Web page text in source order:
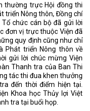
thường trực Hội đồng thi
triển Nông thôn, Đồng chí
chức cán bộ đã gửi lời
đơn vị trực thuộc Viện đã
quy định cũng như chỉ
Phát triển Nông thôn về
gửi lời chúc mừng Viện
Thanh tra của Ban Thi
tác thi đua khen thưởng
đến thời điểm hiện tại.
Khoa học Thủy lợi Việt
tra tại buổi họp.